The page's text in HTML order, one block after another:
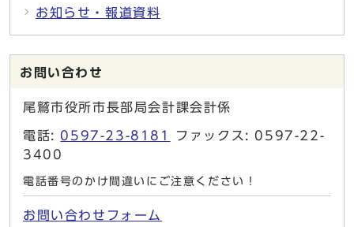
お知らせ・報道資料
お問い合わせ
尾鷲市役所市長部局会計課会計係
電話: 0597-23-8181
ファックス: 0597-22-
3400
電話番号のかけ間違いにご注意ください！
お問い合わせフォーム